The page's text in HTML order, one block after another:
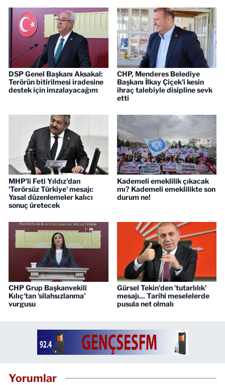
DSP Genel Başkanı Aksakal:
Terörün bitirilmesi iradesine
destek için imzalayacağım
CHP, Menderes Belediye
Başkanı İlkay Çiçek'i kesin
ihraç talebiyle disipline sevk
etti
MHP'li Feti Yıldız'dan
'Terörsüz Türkiye' mesajı:
Yasal düzenlemeler kalıcı
sonuç üretecek
Kademeli emeklilik çıkacak
mı? Kademeli emeklilikte son
durum ne!
CHP Grup Başkanvekili
Kılıç'tan 'silahsızlanma'
vurgusu
Gürsel Tekin'den 'tutarlılık'
mesajı... Tarihi meselelerde
pusula net olmalı
Yorumlar